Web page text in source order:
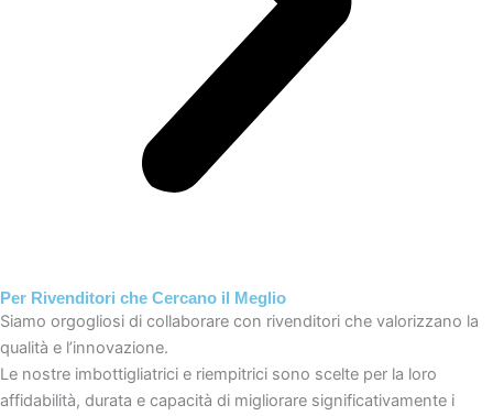
Per Rivenditori che Cercano il Meglio
Siamo orgogliosi di collaborare con rivenditori che valorizzano la
qualità e l’innovazione.
Le nostre imbottigliatrici e riempitrici sono scelte per la loro
affidabilità, durata e capacità di migliorare significativamente i